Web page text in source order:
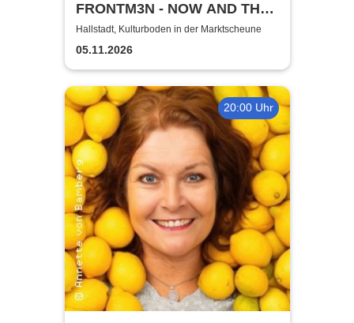
FRONTM3N - NOW AND TH3N
- Tour 2026
Hallstadt, Kulturboden in der Marktscheune
05.11.2026
20:00 Uhr